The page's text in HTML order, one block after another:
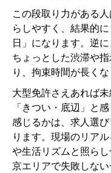
この段取り力がある
らしやすく、結果的
日」になります。逆
ちょっとした渋滞や
り、拘束時間が長くな
大型免許さえあれば
「きつい・底辺」と
感じるかは、求人選
ります。現場のリア
や生活リズムと照ら
京エリアで失敗しない